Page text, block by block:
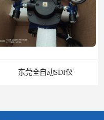
东莞全自动SDI仪